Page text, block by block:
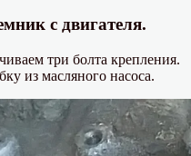
с двигателя.
три болта крепления.
из масляного насоса.